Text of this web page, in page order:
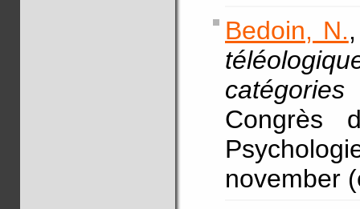
Bedoin, N.
Congrès
november